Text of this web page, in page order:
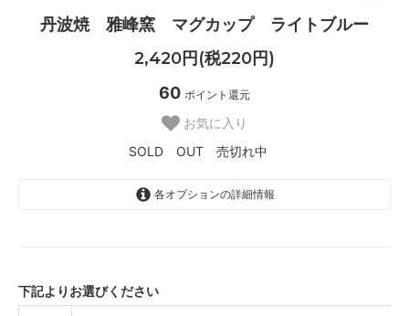
丹波焼 雅峰窯 マグカップ ライトブルー
2,420円(税220円)
60 ポイント還元
お気に入り
SOLD OUT 売切れ中
各オプションの詳細情報
下記よりお選びください